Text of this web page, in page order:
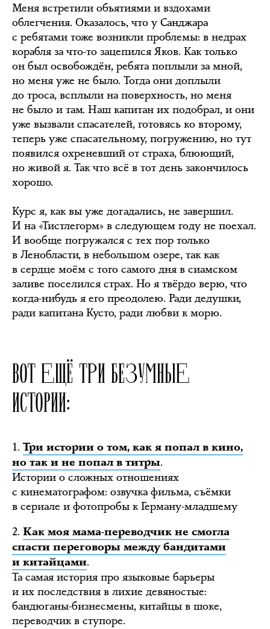
Меня встретили объятиями и вздохами
облегчения. Оказалось, что у Санджара
с ребятами тоже возникли проблемы: в недрах
корабля за что-то зацепился Яков. Как только
он был освобождён, ребята поплыли за мной,
но меня уже не было. Тогда они доплыли
до троса, всплыли на поверхность, но меня
не было и там. Наш капитан их подобрал, и они
уже вызвали спасателей, готовясь ко второму,
теперь уже спасательному, погружению, но тут
появился охреневший от страха, блюющий,
но живой я. Так что всё в тот день закончилось
хорошо.
Курс я, как вы уже догадались, не завершил.
И на «Тистлегорм» в следующем году не поехал.
И вообще погружался с тех пор только
в Ленобласти, в небольшом озере, так как
в сердце моём с того самого дня в сиамском
заливе поселился страх. Но я твёрдо верю, что
когда-нибудь я его преодолею. Ради дедушки,
ради капитана Кусто, ради любви к морю.
ВОТ ЕЩЁ ТРИ БЕЗУМНЫЕ
ИСТОРИИ:
1. Три истории о том, как я попал в кино,
но так и не попал в титры.
Истории о сложных отношениях
с кинематографом: озвучка фильма, съёмки
в сериале и фотопробы к Герману-младшему
2. Как моя мама-переводчик не смогла
спасти переговоры между бандитами
и китайцами.
Та самая история про языковые барьеры
и их последствия в лихие девяностые:
бандюганы-бизнесмены, китайцы в шоке,
переводчик в ступоре.